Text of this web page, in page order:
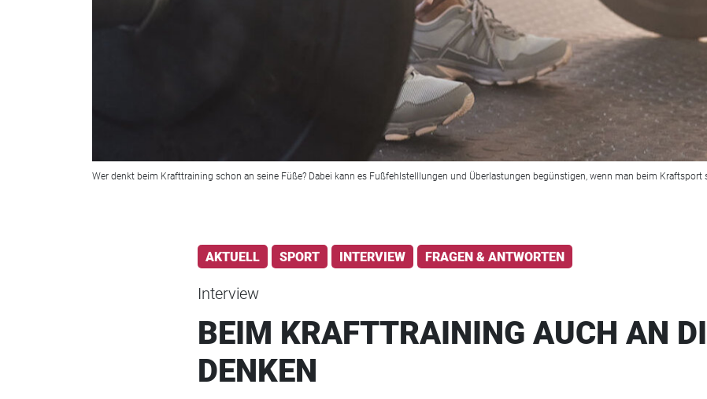
Wer denkt beim Krafttraining schon an seine Füße? Dabei kann es Fußfehlstelllungen und Überlastungen begünstigen, wenn man beim Kraftsport
AKTUELL SPORT INTERVIEW FRAGEN & ANTWORTEN
Interview
BEIM KRAFTTRAINING AUCH AN
DENKEN